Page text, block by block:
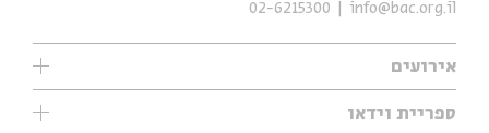
אירועים
עיון
אנגלית
ספריית וידאו
info@bac.org.il
02-6215300